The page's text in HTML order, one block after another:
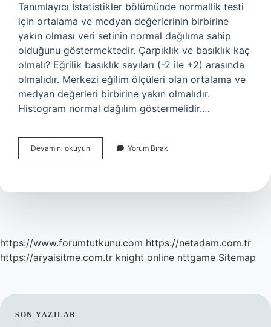
Tanımlayıcı İstatistikler bölümünde normallik testi
için ortalama ve medyan değerlerinin birbirine
yakın olması veri setinin normal dağılıma sahip
olduğunu göstermektedir. Çarpıklık ve basıklık kaç
olmalı? Eğrilik basıklık sayıları (-2 ile +2) arasında
olmalıdır. Merkezi eğilim ölçüleri olan ortalama ve
medyan değerleri birbirine yakın olmalıdır.
Histogram normal dağılım göstermelidir.…
Devamını okuyun Shapiro-
Wilk
Olmalı
Yorum Bırak
https://www.forumtutkunu.com https://netadam.com.tr
https://aryaisitme.com.tr knight online nttgame Sitemap
SON YAZILAR